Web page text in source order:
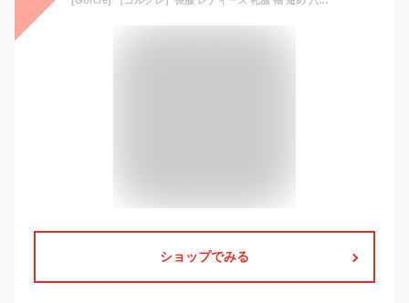
ショップでみる